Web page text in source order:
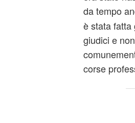
da tempo
è stata fatta
giudici e
corse